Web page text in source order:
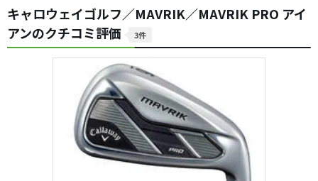
キャロウェイゴルフ／MAVRIK／MAVRIK PRO アイ
アンのクチコミ評価
3件